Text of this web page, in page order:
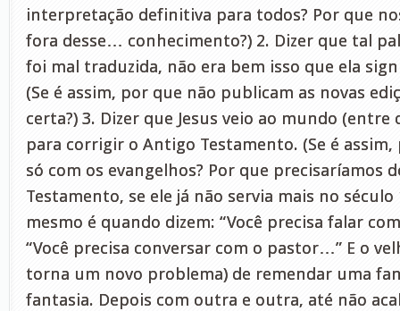
interpretação definitiva para todos? Por que
fora desse… conhecimento?) 2. Dizer que tal
foi mal traduzida, não era bem isso que ela
(Se é assim, por que não publicam as novas
certa?) 3. Dizer que Jesus veio ao mundo (entre
para corrigir o Antigo Testamento. (Se é
só com os evangelhos? Por que precisaríamos
Testamento, se ele já não servia mais no século
mesmo é quando dizem: “Você precisa falar
“Você precisa conversar com o pastor…” E o
torna um novo problema) de remendar uma
fantasia. Depois com outra e outra, até não